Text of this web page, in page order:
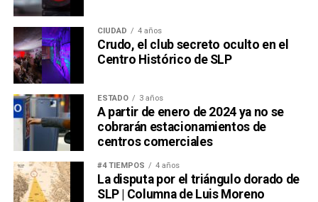
CIUDAD 4 años
Crudo, el club secreto oculto en el
Centro Histórico de SLP
ESTADO 3 años
A partir de enero de 2024 ya no se
cobrarán estacionamientos de
centros comerciales
#4 TIEMPOS 4 años
La disputa por el triángulo dorado de
SLP | Columna de Luis Moreno